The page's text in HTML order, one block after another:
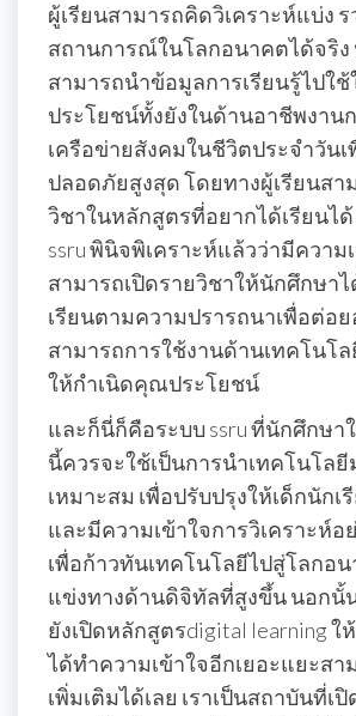
ผู้เรียนสามารถคิดวิเคราะห์แบ่ง
สถานการณ์ในโลกอนาคตได้จริง
สามารถนำข้อมูลการเรียนรู้ไปใช้
ประโยชน์ทั้งยังในด้านอาชีพงาน
เครือข่ายสังคมในชีวิตประจำวัน
ปลอดภัยสูงสุด โดยทางผู้เรียนสา
วิชาในหลักสูตรที่อยากได้เรียนไ
ssru พินิจพิเคราะห์แล้วว่ามีความ
สามารถเปิดรายวิชาให้นักศึกษา
เรียนตามความปรารถนาเพื่อต่อ
สามารถการใช้งานด้านเทคโนโ
ให้กำเนิดคุณประโยชน์
และก็นี่ก็คือระบบ ssru ที่นักศึกษา
นี้ควรจะใช้เป็นการนำเทคโนโลยี
เหมาะสม เพื่อปรับปรุงให้เด็กนักเ
และมีความเข้าใจการวิเคราะห์อ
เพื่อก้าวทันเทคโนโลยีไปสู่โลกอ
แข่งทางด้านดิจิทัลที่สูงขึ้น นอกนั้
ยังเปิดหลักสูตรdigital learning ใ
ได้ทำความเข้าใจอีกเยอะแยะส
เพิ่มเติมได้เลย เราเป็นสถาบันที่เ